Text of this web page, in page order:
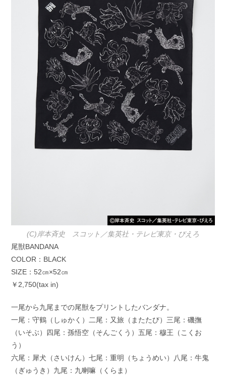
(C)岸本斉史 スコット／集英社・テレビ東京・ぴえろ
尾獣BANDANA
COLOR：BLACK
SIZE：52㎝×52㎝
￥2,750(tax in)
一尾から九尾までの尾獣をプリントしたバンダナ。
一尾：守鶴（しゅかく）二尾：又旅（またたび）三尾：磯撫
（いそぶ）四尾：孫悟空（そんごくう）五尾：穆王（こくお
う）
六尾：犀犬（さいけん）七尾：重明（ちょうめい）八尾：牛鬼
（ぎゅうき）九尾：九喇嘛（くらま）